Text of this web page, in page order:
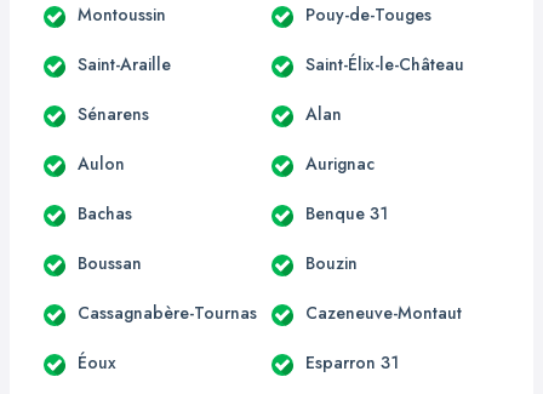
Montoussin Pouy-de-Touges
Saint-Araille Saint-Élix-le-Château
Sénarens Alan
Aulon Aurignac
Bachas Benque 31
Boussan Bouzin
Cassagnabère-Tournas Cazeneuve-Montaut
Éoux Esparron 31